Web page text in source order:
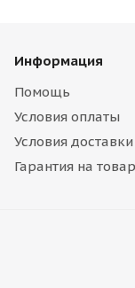
Информация
Помощь
Условия оплаты
Условия доставки
Гарантия на товар